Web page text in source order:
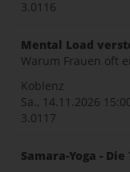
3.0116
Mental Load
Warum Frauen oft
Koblenz
Sa., 14.11.2026
3.0117
Samara-Yoga -